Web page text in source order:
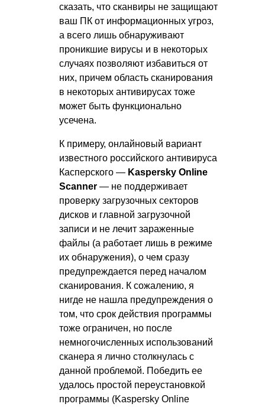
сказать, что сканвиры не защищают
ваш ПК от информационных угроз,
а всего лишь обнаруживают
проникшие вирусы и в некоторых
случаях позволяют избавиться от
них, причем область сканирования
в некоторых антивирусах тоже
может быть функционально
усечена.
К примеру, онлайновый вариант
известного российского антивируса
Касперского — Kaspersky Online
Scanner — не поддерживает
проверку загрузочных секторов
дисков и главной загрузочной
записи и не лечит зараженные
файлы (а работает лишь в режиме
их обнаружения), о чем сразу
предупреждается перед началом
сканирования. К сожалению, я
нигде не нашла предупреждения о
том, что срок действия программы
тоже ограничен, но после
немногочисленных использований
сканера я лично столкнулась с
данной проблемой. Победить ее
удалось простой переустановкой
программы (Kaspersky Online